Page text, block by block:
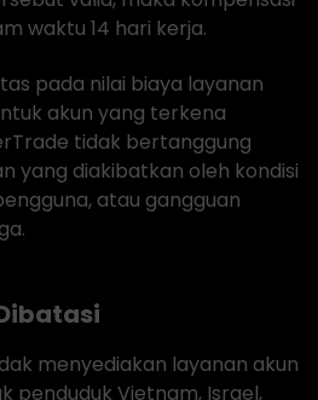
waktu 14 hari kerja.
pada nilai biaya layanan
akun yang terkena
tidak bertanggung
yang diakibatkan oleh kondisi
atau gangguan
menyediakan layanan akun
penduduk Vietnam, Israel,